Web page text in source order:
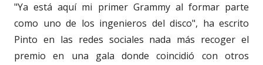
"Ya está aquí mi primer Grammy al formar parte
como uno de los ingenieros del disco", ha escrito
Pinto en las redes sociales nada más recoger el
premio en una gala donde coincidió con otros